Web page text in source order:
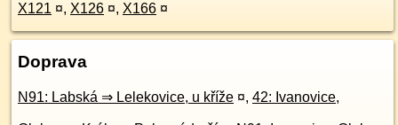
X121 ¤, X126 ¤, X166 ¤
Doprava
N91: Labská ⇒ Lelekovice, u kříže ¤, 42: Ivanovice,